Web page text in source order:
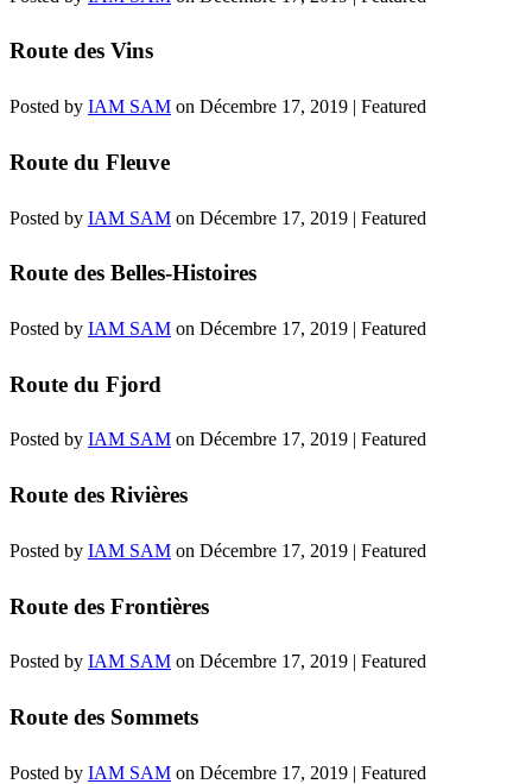
Route des Vins
Posted by IAM SAM on Décembre 17, 2019 | Featured
Route du Fleuve
Posted by IAM SAM on Décembre 17, 2019 | Featured
Route des Belles-Histoires
Posted by IAM SAM on Décembre 17, 2019 | Featured
Route du Fjord
Posted by IAM SAM on Décembre 17, 2019 | Featured
Route des Rivières
Posted by IAM SAM on Décembre 17, 2019 | Featured
Route des Frontières
Posted by IAM SAM on Décembre 17, 2019 | Featured
Route des Sommets
Posted by IAM SAM on Décembre 17, 2019 | Featured